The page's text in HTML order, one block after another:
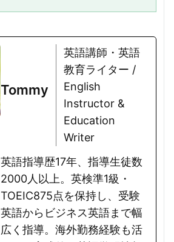
Tommy
英語講師・英語
教育ライター /
English
Instructor &
Education
Writer
英語指導歴17年、指導生徒数
2000人以上。英検準1級・
TOEIC875点を保持し、受験
英語からビジネス英語まで幅
広く指導。海外勤務経験も活